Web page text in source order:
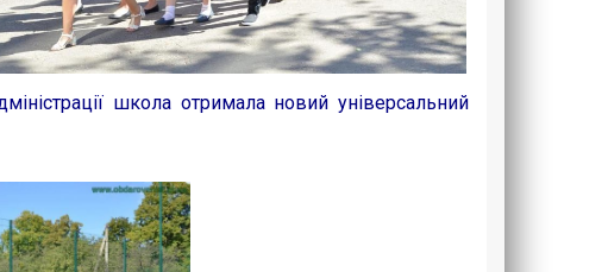
школа отримала новий універсальний